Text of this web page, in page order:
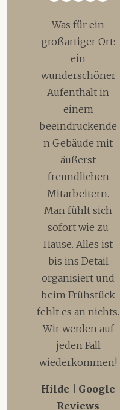
Was für ein
großartiger Ort:
ein
wunderschöner
Aufenthalt in
einem
beeindruckende
n Gebäude mit
äußerst
freundlichen
Mitarbeitern.
Man fühlt sich
sofort wie zu
Hause. Alles ist
bis ins Detail
organisiert und
beim Frühstück
fehlt es an nichts.
Wir werden auf
jeden Fall
wiederkommen!
Hilde | Google
Reviews